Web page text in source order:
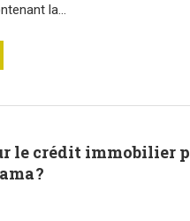
la…
le crédit immobilier
?